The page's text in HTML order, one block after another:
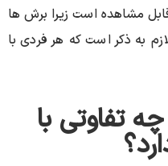
مشاهده است زیرا برش ها
به ذکر است که هر فردی با
تفاوتی با